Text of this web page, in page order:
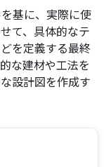
基に、実際に使
て、具体的なテ
を定義する最終
な建材や工法を
設計図を作成す